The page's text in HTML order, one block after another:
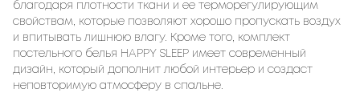
благодаря плотности ткани и ее терморегулирующим
свойствам, которые позволяют хорошо пропускать воздух
и впитывать лишнюю влагу. Кроме того, комплект
постельного белья HAPPY SLEEP имеет современный
дизайн, который дополнит любой интерьер и создаст
неповторимую атмосферу в спальне.